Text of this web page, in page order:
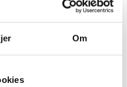
Om
en måde, der føles både
stykke hjem, du altid kan
SPØRG HER: